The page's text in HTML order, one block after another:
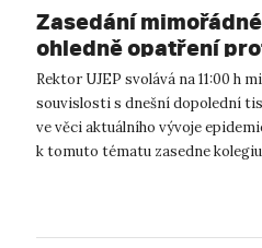
Zasedání
ohledně opatření
koronavirem
Rektor UJEP svolává na 11:00 h
souvislosti s dnešní dopolední
ve věci aktuálního vývoje
k tomuto tématu zasedne